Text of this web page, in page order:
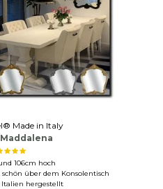
Made in Italy
106cm hoch
über dem Konsolentisch
hergestellt